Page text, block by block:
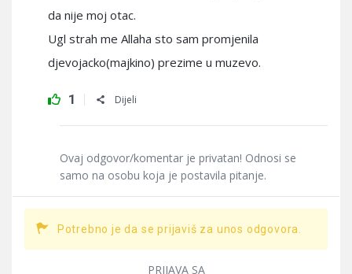
da nije moj otac.
Ugl strah me Allaha sto sam promjenila
djevojacko(majkino) prezime u muzevo.
1 Dijeli
Ovaj odgovor/komentar je privatan! Odnosi se
samo na osobu koja je postavila pitanje.
Potrebno je da se prijaviš za unos odgovora.
PRIJAVA SA